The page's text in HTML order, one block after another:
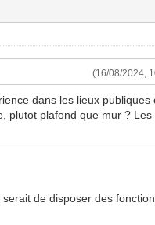
(16/08/2024,
dans les lieux publiques
plutot plafond que mur ? Les
de disposer des